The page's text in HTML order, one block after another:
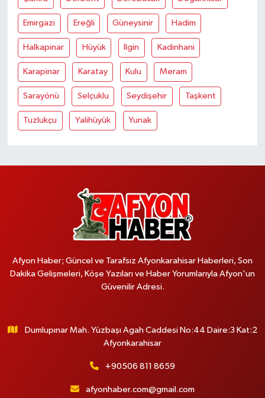
Emirgazi Ereğli Güneysinir Hadim
Halkapinar Hüyük İlgin Kadinhani
Karapinar Karatay Kulu Meram
Sarayönü Selçuklu Seydişehir Taşkent
Tuzlukçu Yalihüyük Yunak
Afyon Haber; Güncel ve Tarafsız Afyonkarahisar Haberleri, Son
Dakika Gelişmeleri, Köşe Yazıları ve Haber Yorumlarıyla Afyon'un
Güvenilir Adresi.
Dumlupınar Mah. Yüzbaşı Agah Caddesi No:44 Daire:3 Kat:2
Afyonkarahisar
+90506 811 8659
afyonhaber.com@gmail.com